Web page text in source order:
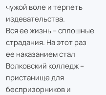
чужой воле и терпеть
издевательства.
Вся ее жизнь – сплошные
страдания. На этот раз
ее наказанием стал
Волковский колледж –
пристанище для
беспризорников и